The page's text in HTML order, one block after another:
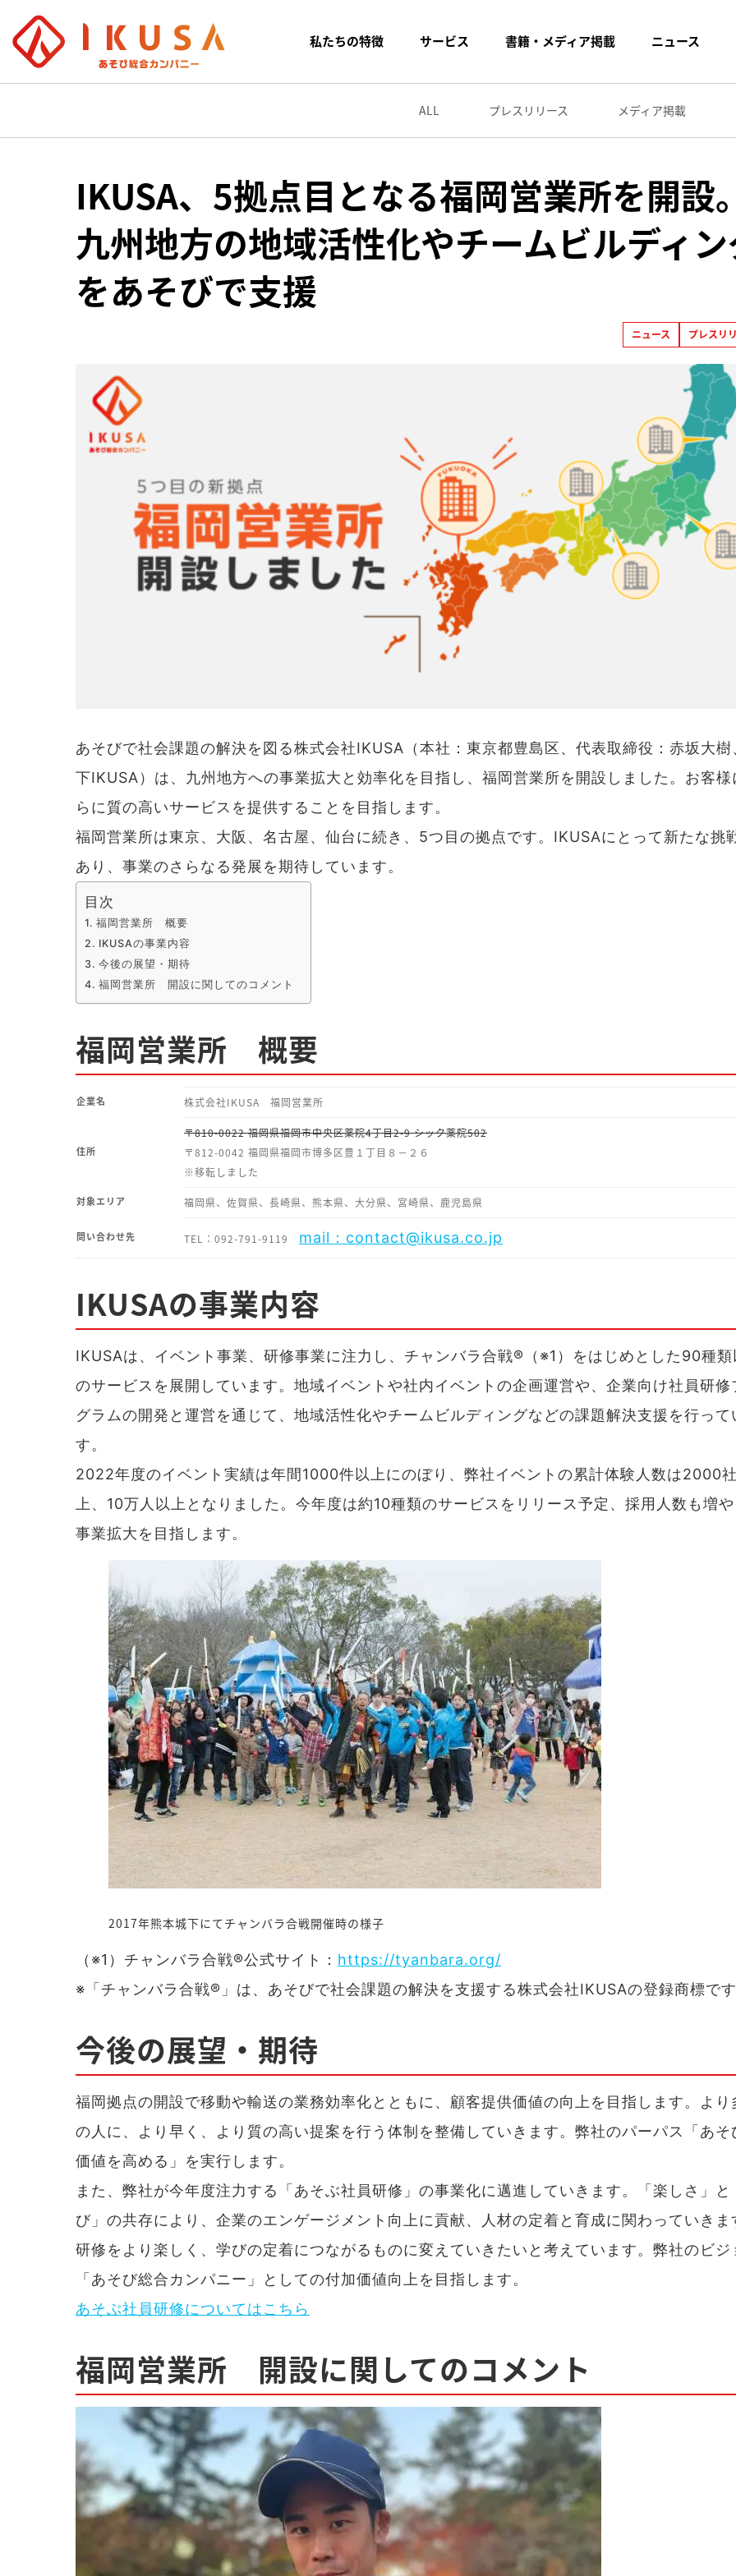
私たちの特徴 サービス 書籍・メディア掲載 ニュース
ALL プレスリリース メディア掲載
IKUSA、5拠点目となる福岡営業所を開設。
九州地方の地域活性化やチームビルディ
をあそびで支援
ニュース プレスリ
あそびで社会課題の解決を図る株式会社IKUSA（本社：東京都豊島区、代表取締役：赤坂大樹
下IKUSA）は、九州地方への事業拡大と効率化を目指し、福岡営業所を開設しました。お客様
らに質の高いサービスを提供することを目指します。
福岡営業所は東京、大阪、名古屋、仙台に続き、5つ目の拠点です。IKUSAにとって新たな挑
あり、事業のさらなる発展を期待しています。
目次
福岡営業所 概要
IKUSAの事業内容
今後の展望・期待
福岡営業所 開設に関してのコメント
福岡営業所 概要
企業名 株式会社IKUSA 福岡営業所
住所
〒810-0022 福岡県福岡市中央区薬院4丁目2-9 シック薬院502
〒812-0042 福岡県福岡市博多区豊１丁目８−２６
※移転しました
対象エリア 福岡県、佐賀県、長崎県、熊本県、大分県、宮崎県、鹿児島県
問い合わせ先 TEL：092-791-9119 mail：contact@ikusa.co.jp
IKUSAの事業内容
IKUSAは、イベント事業、研修事業に注力し、チャンバラ合戦®（※1）をはじめとした90種類
のサービスを展開しています。地域イベントや社内イベントの企画運営や、企業向け社員研修
グラムの開発と運営を通じて、地域活性化やチームビルディングなどの課題解決支援を行って
す。
2022年度のイベント実績は年間1000件以上にのぼり、弊社イベントの累計体験人数は2000
上、10万人以上となりました。今年度は約10種類のサービスをリリース予定、採用人数も増や
事業拡大を目指します。
2017年熊本城下にてチャンバラ合戦開催時の様子
（※1）チャンバラ合戦®公式サイト： https://tyanbara.org/
※「チャンバラ合戦®」は、あそびで社会課題の解決を支援する株式会社IKUSAの登録商標です
今後の展望・期待
福岡拠点の開設で移動や輸送の業務効率化とともに、顧客提供価値の向上を目指します。より
の人に、より早く、より質の高い提案を行う体制を整備していきます。弊社のパーパス「あそ
価値を高める」を実行します。
また、弊社が今年度注力する「あそぶ社員研修」の事業化に邁進していきます。「楽しさ」と
び」の共存により、企業のエンゲージメント向上に貢献、人材の定着と育成に関わっていきま
研修をより楽しく、学びの定着につながるものに変えていきたいと考えています。弊社のビジ
「あそび総合カンパニー」としての付加価値向上を目指します。
あそぶ社員研修についてはこちら
福岡営業所 開設に関してのコメント